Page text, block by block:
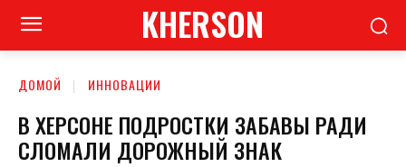
KHERSON
ДОМОЙ ИННОВАЦИИ
В ХЕРСОНЕ ПОДРОСТКИ ЗАБАВЫ РАДИ
СЛОМАЛИ ДОРОЖНЫЙ ЗНАК